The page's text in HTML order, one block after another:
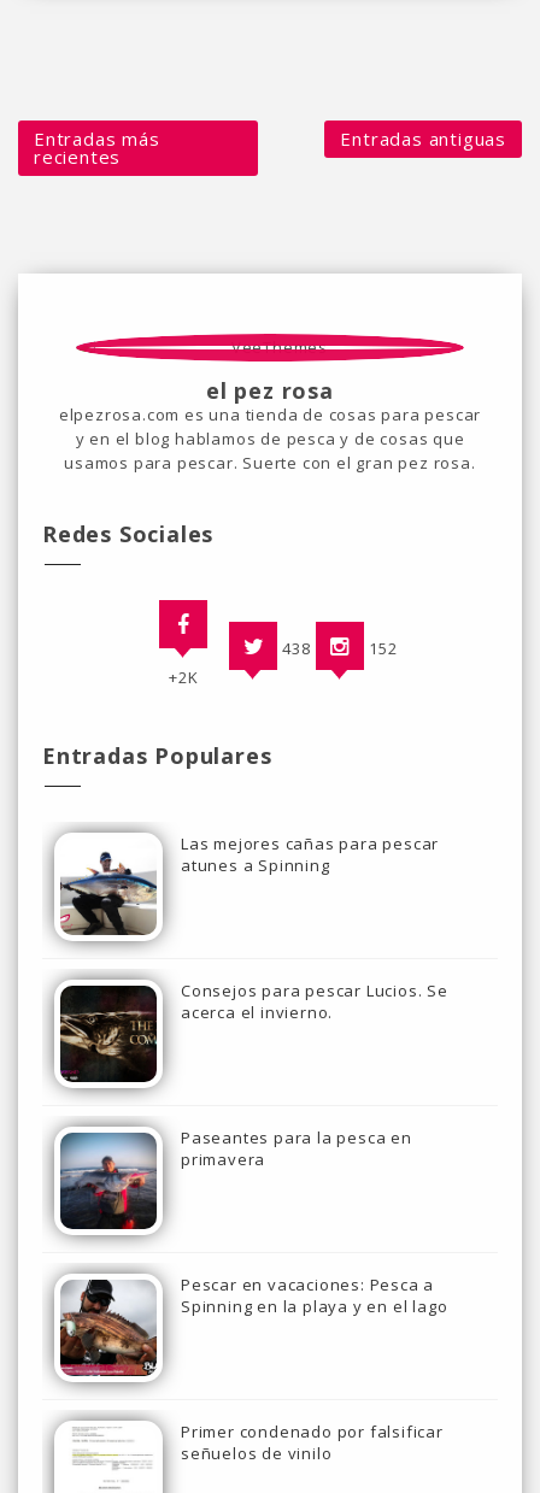
Entradas más
recientes
Entradas antiguas
el pez rosa
elpezrosa.com es una tienda de cosas para pescar
y en el blog hablamos de pesca y de cosas que
usamos para pescar. Suerte con el gran pez rosa.
Redes Sociales
+2K
438 152
Entradas Populares
Las mejores cañas para pescar
atunes a Spinning
Consejos para pescar Lucios. Se
acerca el invierno.
Paseantes para la pesca en
primavera
Pescar en vacaciones: Pesca a
Spinning en la playa y en el lago
Primer condenado por falsificar
señuelos de vinilo